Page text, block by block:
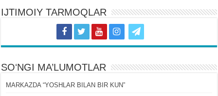
IJTIMOIY TARMOQLAR
SOʻNGI MA’LUMOTLAR
MARKAZDA “YOSHLAR BILAN BIR KUN”